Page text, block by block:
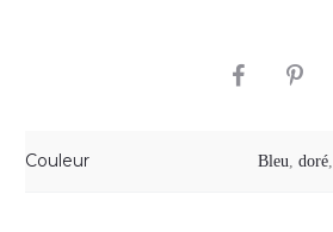
SHARE
Couleur Bleu, doré,